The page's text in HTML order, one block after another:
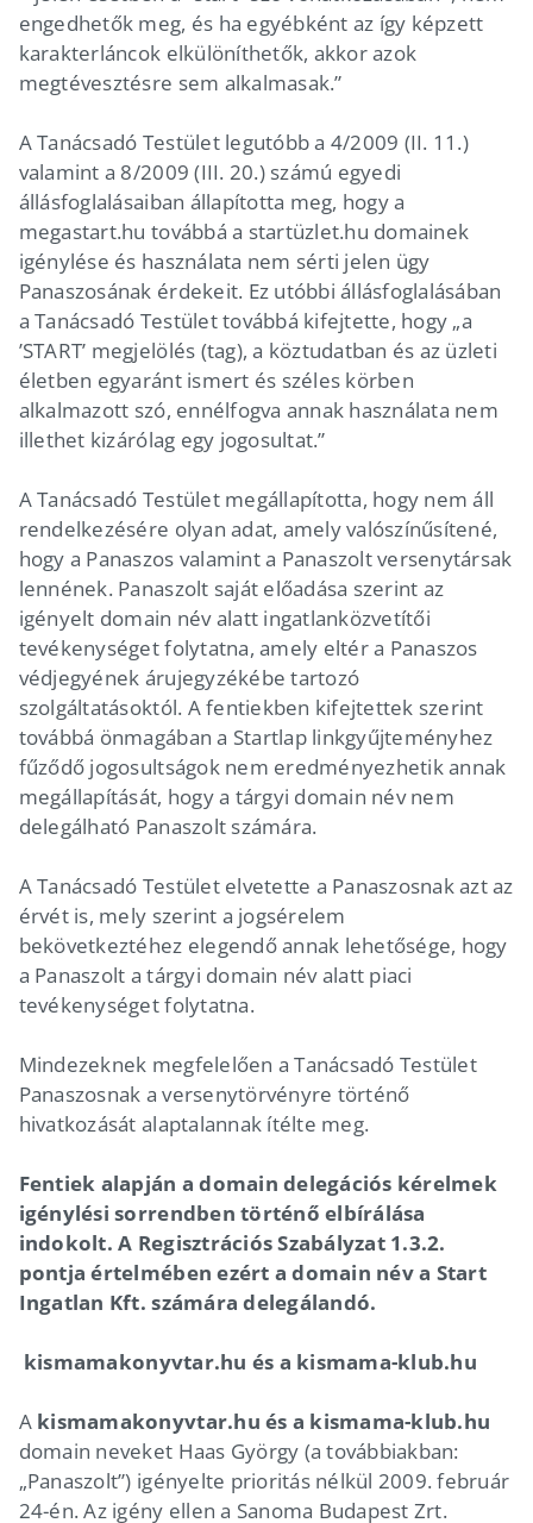
engedhetők meg, és ha egyébként az így képzett
karakterláncok elkülöníthetők, akkor azok
megtévesztésre sem alkalmasak.”
A Tanácsadó Testület legutóbb a 4/2009 (II. 11.)
valamint a 8/2009 (III. 20.) számú egyedi
állásfoglalásaiban állapította meg, hogy a
megastart.hu továbbá a startüzlet.hu domainek
igénylése és használata nem sérti jelen ügy
Panaszosának érdekeit. Ez utóbbi állásfoglalásában
a Tanácsadó Testület továbbá kifejtette, hogy „a
’START’ megjelölés (tag), a köztudatban és az üzleti
életben egyaránt ismert és széles körben
alkalmazott szó, ennélfogva annak használata nem
illethet kizárólag egy jogosultat.”
A Tanácsadó Testület megállapította, hogy nem áll
rendelkezésére olyan adat, amely valószínűsítené,
hogy a Panaszos valamint a Panaszolt versenytársak
lennének. Panaszolt saját előadása szerint az
igényelt domain név alatt ingatlanközvetítői
tevékenységet folytatna, amely eltér a Panaszos
védjegyének árujegyzékébe tartozó
szolgáltatásoktól. A fentiekben kifejtettek szerint
továbbá önmagában a Startlap linkgyűjteményhez
fűződő jogosultságok nem eredményezhetik annak
megállapítását, hogy a tárgyi domain név nem
delegálható Panaszolt számára.
A Tanácsadó Testület elvetette a Panaszosnak azt az
érvét is, mely szerint a jogsérelem
bekövetkeztéhez elegendő annak lehetősége, hogy
a Panaszolt a tárgyi domain név alatt piaci
tevékenységet folytatna.
Mindezeknek megfelelően a Tanácsadó Testület
Panaszosnak a versenytörvényre történő
hivatkozását alaptalannak ítélte meg.
Fentiek alapján a domain delegációs kérelmek
igénylési sorrendben történő elbírálása
indokolt. A Regisztrációs Szabályzat 1.3.2.
pontja értelmében ezért a domain név a Start
Ingatlan Kft. számára delegálandó.
kismamakonyvtar.hu és a kismama-klub.hu
A kismamakonyvtar.hu és a kismama-klub.hu
domain neveket Haas György (a továbbiakban:
„Panaszolt”) igényelte prioritás nélkül 2009. február
24-én. Az igény ellen a Sanoma Budapest Zrt.